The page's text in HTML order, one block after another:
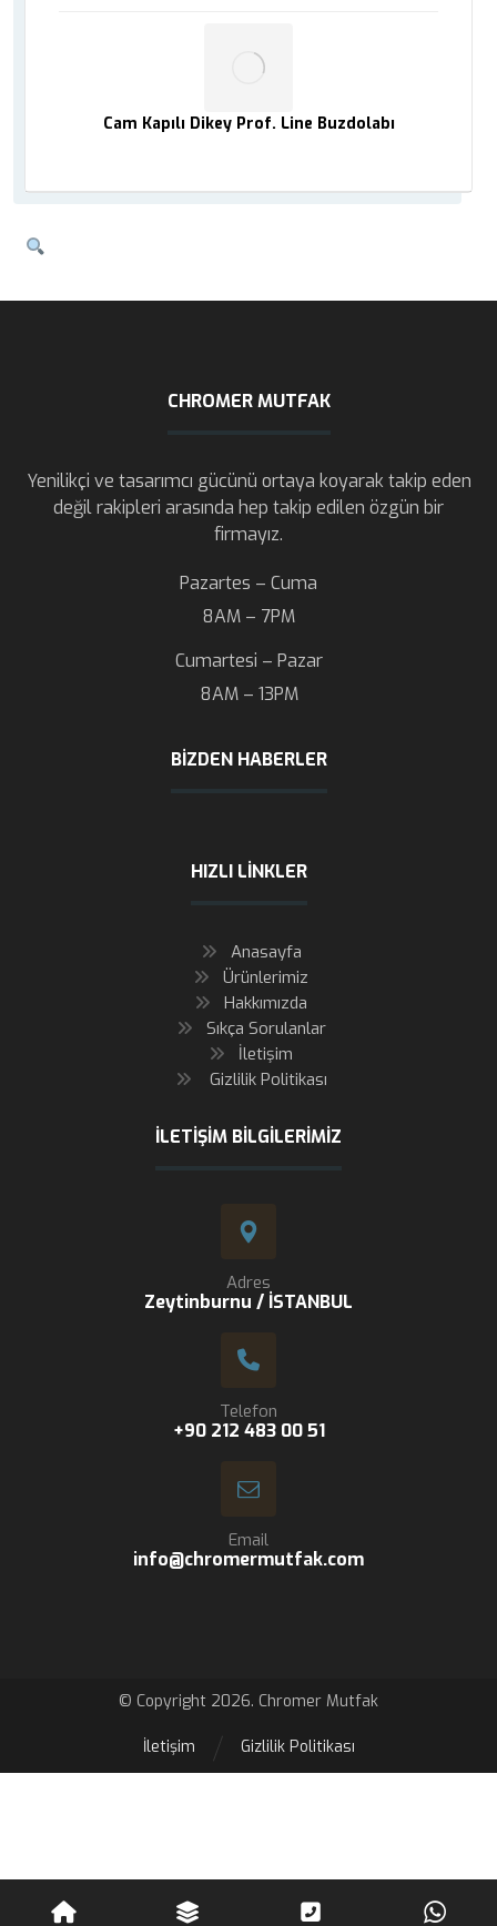
Cam Kapılı Dikey Prof. Line Buzdolabı
CHROMER MUTFAK
Yenilikçi ve tasarımcı gücünü ortaya koyarak takip eden
değil rakipleri arasında hep takip edilen özgün bir
firmayız.
Pazartes – Cuma
8AM – 7PM
Cumartesi – Pazar
8AM – 13PM
BIZDEN HABERLER
HIZLI LINKLER
Anasayfa
Ürünlerimiz
Hakkımızda
Sıkça Sorulanlar
İletişim
Gizlilik Politikası
İLETIŞIM BILGILERIMIZ
Adres
Zeytinburnu / İSTANBUL
Telefon
+90 212 483 00 51
Email
info@chromermutfak.com
© Copyright 2026. Chromer Mutfak
Gizlilik Politikası
İletişim